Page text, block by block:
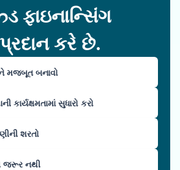
ફાઇનાન્સિંગ
કરે છે.
મજબૂત બનાવો
કાર્યક્ષમતામાં સુધારો કરો
શરતો
જરૂર નથી